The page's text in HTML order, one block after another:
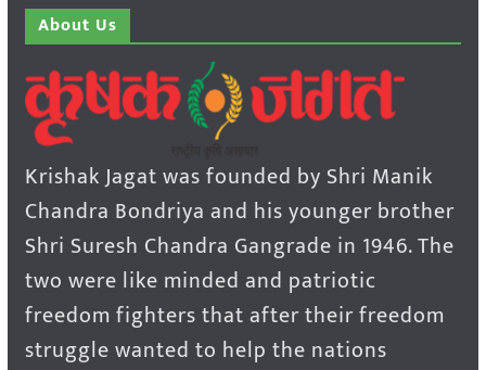
About Us
Krishak Jagat was founded by Shri Manik
Chandra Bondriya and his younger brother
Shri Suresh Chandra Gangrade in 1946. The
two were like minded and patriotic
freedom fighters that after their freedom
struggle wanted to help the nations